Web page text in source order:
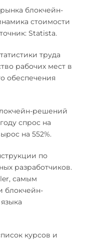
блокчейн-
стоимости
Statista.
труда
рабочих мест в
обеспечения
решений
спрос на
на 552%.
по
разработчиков.
самым
блокчейн-
курсов и